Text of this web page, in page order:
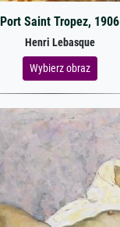
Port Saint Tropez, 1906
Henri Lebasque
Wybierz obraz